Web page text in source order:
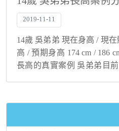
2019-11-11
14歲 吳弟弟 現在身高 / 現在
高 / 預期身高 174 cm / 186
長高的真實案例 吳弟弟目